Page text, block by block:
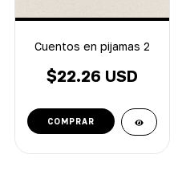
Cuentos en pijamas 2
$22.26 USD